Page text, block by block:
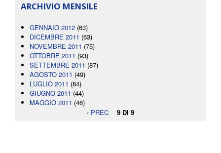
ARCHIVIO MENSILE
GENNAIO 2012 (63)
DICEMBRE 2011 (63)
NOVEMBRE 2011 (75)
OTTOBRE 2011 (93)
SETTEMBRE 2011 (87)
AGOSTO 2011 (49)
LUGLIO 2011 (84)
GIUGNO 2011 (44)
MAGGIO 2011 (46)
‹ PREC
9 DI 9